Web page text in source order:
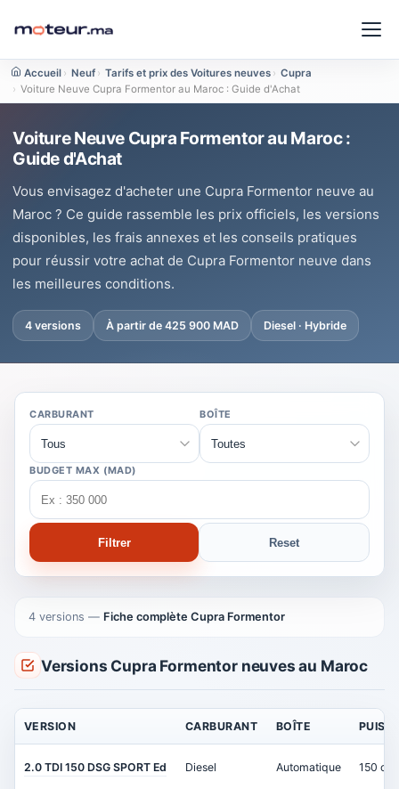
Accueil › Neuf › Tarifs et prix des Voitures neuves › Cupra
› Voiture Neuve Cupra Formentor au Maroc : Guide d'Achat
Voiture Neuve Cupra Formentor au Maroc :
Guide d'Achat
Vous envisagez d'acheter une Cupra Formentor neuve au
Maroc ? Ce guide rassemble les prix officiels, les versions
disponibles, les frais annexes et les conseils pratiques
pour réussir votre achat de Cupra Formentor neuve dans
les meilleures conditions.
4 versions À partir de 425 900 MAD Diesel · Hybride
CARBURANT BOÎTE
BUDGET MAX (MAD)
Filtrer Reset
4 versions — Fiche complète Cupra Formentor
Versions Cupra Formentor neuves au Maroc
VERSION CARBURANT BOÎTE
2.0 TDI 150 DSG SPORT Ed Diesel Automatique 150 ch